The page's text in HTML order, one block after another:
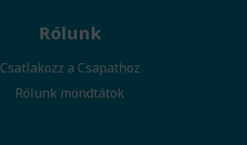
Rólunk
Csatlakozz a Csapathoz
Rólunk mondtátok